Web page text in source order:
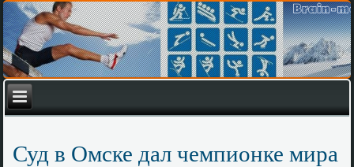
Суд в Омске дал чемпионке мира